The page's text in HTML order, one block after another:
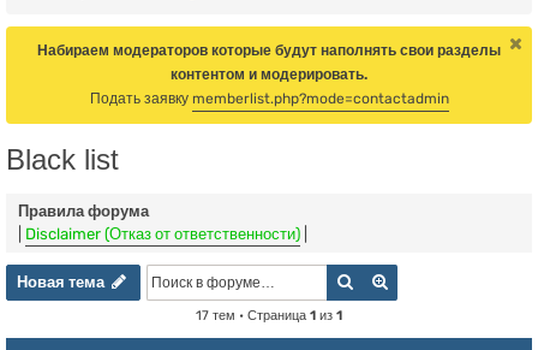
Набираем модераторов которые будут наполнять свои разделы
контентом и модерировать.
Подать заявку memberlist.php?mode=contactadmin
Black list
Правила форума
Disclaimer (Отказ от ответственности)
Новая тема
Новая тема Поиск
17 тем • Страница 1 из 1